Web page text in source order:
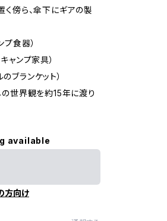
傍ら、傘下にギアの製
食器）
ンプ家具）
ランケット）
の世界観を約15年に渡り
available
方向け